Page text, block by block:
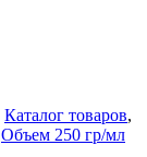
Каталог товаров,
Объем 250 гр/мл